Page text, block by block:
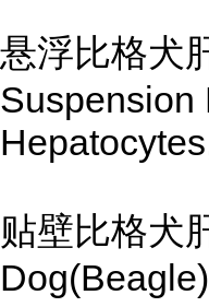
悬浮比格犬
Suspension
贴壁比格犬